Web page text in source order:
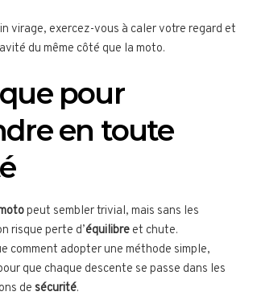
virage, exercez-vous à caler votre regard et
du même côté que la moto.
pour
en toute
peut sembler trivial, mais sans les
risque perte d’équilibre et chute.
comment adopter une méthode simple,
que chaque descente se passe dans les
de sécurité.